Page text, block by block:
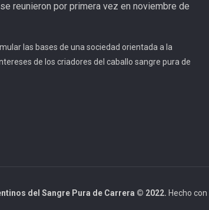
reunieron por primera vez en noviembre de
las bases de una sociedad orientada a la
de los criadores del caballo sangre pura de
del Sangre Pura de Carrera © 2022. Hecho con